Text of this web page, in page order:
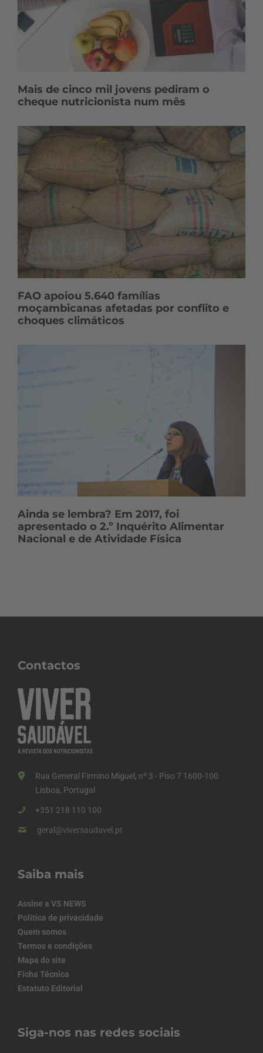
Mais de cinco mil jovens pediram o
cheque nutricionista num mês
FAO apoiou 5.640 famílias
moçambicanas afetadas por conflito e
choques climáticos
Ainda se lembra? Em 2017, foi
apresentado o 2.º Inquérito Alimentar
Nacional e de Atividade Física
Contactos
Rua General Firmino Miguel, nº 3 - Piso 7 1600-100
Lisboa, Portugal
+351 218 110 100
geral@viversaudavel.pt
Saiba mais
Assine a VS NEWS
Política de privacidade
Quem somos
Termos e condições
Mapa do site
Ficha Técnica
Estatuto Editorial
Siga-nos nas redes sociais